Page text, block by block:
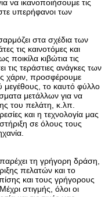
να ικανοποιήσουμε τις
υπερήφανοι των
στα σχέδια των
τις καινοτόμες και
ποικίλα κιβώτια τις
τις τεράστιες ανάγκες των
χάριν, προσφέρουμε
το καυτό φύλλο
μετάλλων για να
του πελάτη, κ.λπ.
και η τεχνολογία μας
σε όλους τους
τη γρήγορη δράση,
πελατών και το
και τους γρήγορους
στιγμής, όλοι οι